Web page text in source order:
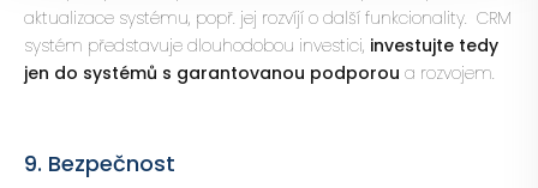
aktualizace systému, popř. jej rozvíjí o další funkcionality. CRM
systém představuje dlouhodobou investici, investujte tedy
jen do systémů s garantovanou podporou a rozvojem.
9. Bezpečnost